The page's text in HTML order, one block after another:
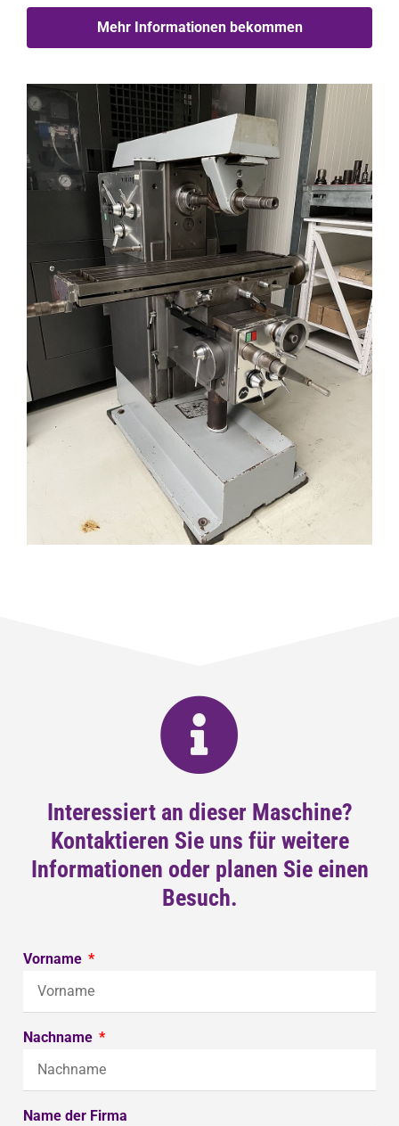
Mehr Informationen bekommen
Interessiert an dieser Maschine?
Kontaktieren Sie uns für weitere
Informationen oder planen Sie einen
Besuch.
Vorname
Nachname
Name der Firma